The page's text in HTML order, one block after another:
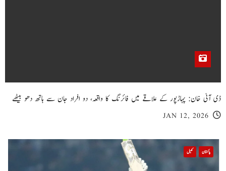
ڈی آئی خان: پہاڑپور کے علاقے میں فائرنگ کا واقعہ، دو افراد جان سے ہاتھ دھو بیٹھے
JAN 12, 2026
پاکستان کھیل